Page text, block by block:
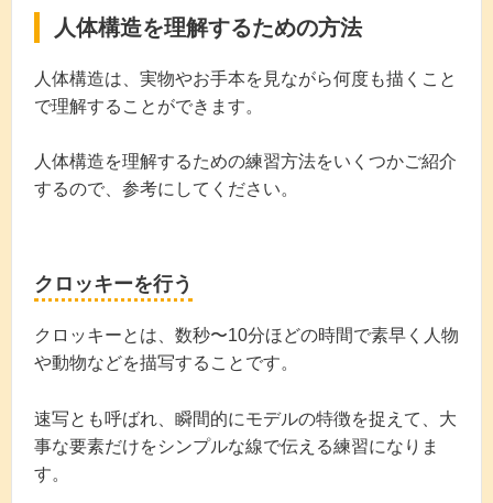
人体構造を理解するための方法
人体構造は、実物やお手本を見ながら何度も描くこと
で理解することができます。
人体構造を理解するための練習方法をいくつかご紹介
するので、参考にしてください。
クロッキーを行う
クロッキーとは、数秒〜10分ほどの時間で素早く人物
や動物などを描写することです。
速写とも呼ばれ、瞬間的にモデルの特徴を捉えて、大
事な要素だけをシンプルな線で伝える練習になりま
す。